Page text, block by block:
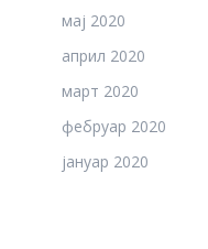
мај 2020
април 2020
март 2020
фебруар 2020
јануар 2020